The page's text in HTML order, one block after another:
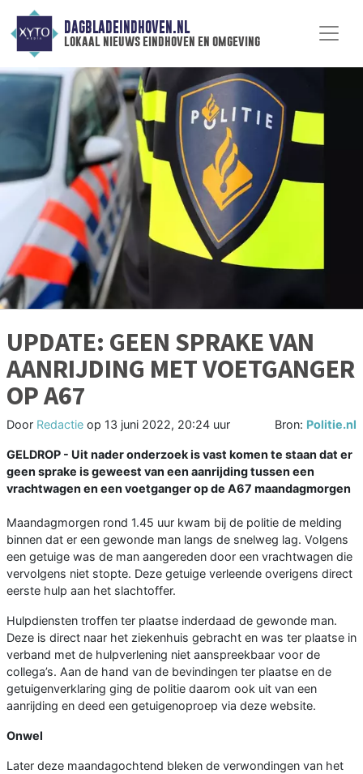
DAGBLADEINDHOVEN.NL
lokaal nieuws eindhoven en omgeving
UPDATE: GEEN SPRAKE VAN
AANRIJDING MET VOETGANGER
OP A67
Door Redactie op 13 juni 2022, 20:24 uur Bron: Politie.nl
GELDROP - Uit nader onderzoek is vast komen te staan dat er
geen sprake is geweest van een aanrijding tussen een
vrachtwagen en een voetganger op de A67 maandagmorgen
Maandagmorgen rond 1.45 uur kwam bij de politie de melding
binnen dat er een gewonde man langs de snelweg lag. Volgens
een getuige was de man aangereden door een vrachtwagen die
vervolgens niet stopte. Deze getuige verleende overigens direct
eerste hulp aan het slachtoffer.
Hulpdiensten troffen ter plaatse inderdaad de gewonde man.
Deze is direct naar het ziekenhuis gebracht en was ter plaatse in
verband met de hulpverlening niet aanspreekbaar voor de
collega’s. Aan de hand van de bevindingen ter plaatse en de
getuigenverklaring ging de politie daarom ook uit van een
aanrijding en deed een getuigenoproep via deze website.
Onwel
Later deze maandagochtend bleken de verwondingen van het